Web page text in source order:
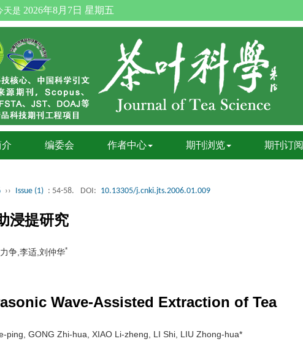
天是 2026年8月7日 星期五
编委会 作者中心 期刊浏览 期刊订阅
›› Issue (1) : 54-58. DOI: 10.13305/j.cnki.jts.2006.01.009
浸提研究
争,李适,刘仲华*
Wave-Assisted Extraction of Tea
ping, GONG Zhi-hua, XIAO Li-zheng, LI Shi, LIU Zhong-hua*